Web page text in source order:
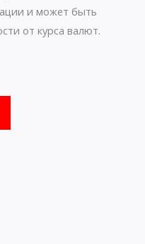
и может быть
от курса валют.